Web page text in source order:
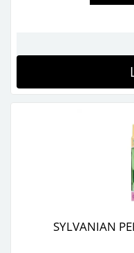
SYLVANIAN